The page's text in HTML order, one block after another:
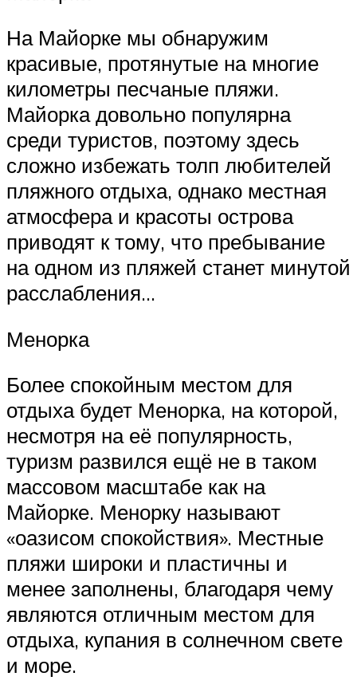
На Майорке мы обнаружим
красивые, протянутые на многие
километры песчаные пляжи.
Майорка довольно популярна
среди туристов, поэтому здесь
сложно избежать толп любителей
пляжного отдыха, однако местная
атмосфера и красоты острова
приводят к тому, что пребывание
на одном из пляжей станет минутой
расслабления…
Менорка
Более спокойным местом для
отдыха будет Менорка, на которой,
несмотря на её популярность,
туризм развился ещё не в таком
массовом масштабе как на
Майорке. Менорку называют
«оазисом спокойствия». Местные
пляжи широки и пластичны и
менее заполнены, благодаря чему
являются отличным местом для
отдыха, купания в солнечном свете
и море.